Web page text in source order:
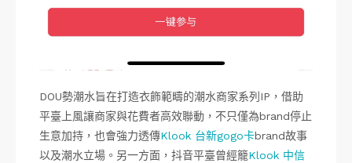
DOU勢潮水旨在打造衣飾範疇的潮水商家系列IP，借助
平臺上風讓商家與花費者高效聯動，不只僅為brand停止
生意加持，也會強力透傳Klook 台新gogo卡brand故事
以及潮水立場。另一方面，抖音平臺曾經籠Klook 中信